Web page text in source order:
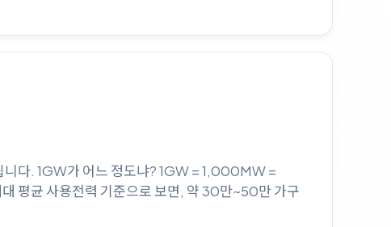
니다. 1GW가 어느 정도냐? 1GW = 1,000MW =
평균 사용전력 기준으로 보면, 약 30만~50만 가구